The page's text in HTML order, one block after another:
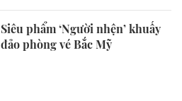
Siêu phẩm ‘Người nhện’ khuấy
đảo phòng vé Bắc Mỹ